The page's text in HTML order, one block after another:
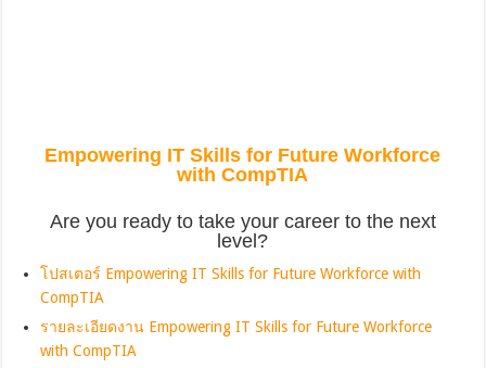
Empowering IT Skills for Future Workforce
with CompTIA
Are you ready to take your career to the next
level?
โปสเตอร์ Empowering IT Skills for Future Workforce with
CompTIA
รายละเอียดงาน Empowering IT Skills for Future Workforce
with CompTIA